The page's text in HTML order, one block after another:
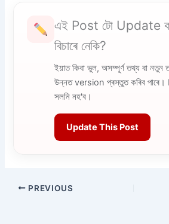
এই Post টো Update
বিচাৰে নেকি?
ইয়াত কিবা ভুল, অসম্পূৰ্ণ তথ্য বা নতুন
উন্নত version প্ৰস্তুত কৰিব পাৰে।
সলনি নহ'ব।
Update This Post
PREVIOUS